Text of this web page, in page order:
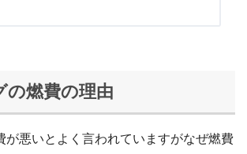
の燃費の理由
が悪いとよく言われていますがなぜ燃費